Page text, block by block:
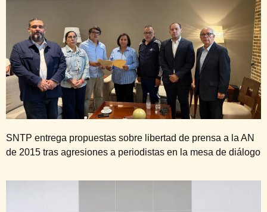
SNTP entrega propuestas sobre libertad de prensa a la AN
de 2015 tras agresiones a periodistas en la mesa de diálogo